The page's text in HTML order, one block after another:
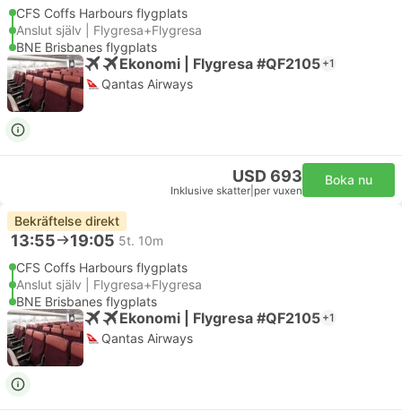
CFS Coffs Harbours flygplats
Anslut själv | Flygresa+Flygresa
BNE Brisbanes flygplats
Ekonomi | Flygresa #QF2105 +1
Qantas Airways
USD 693
Inklusive skatter per vuxen
Boka nu
Bekräftelse direkt
13:55 19:05 5t. 10m
CFS Coffs Harbours flygplats
Anslut själv | Flygresa+Flygresa
BNE Brisbanes flygplats
Ekonomi | Flygresa #QF2105 +1
Qantas Airways